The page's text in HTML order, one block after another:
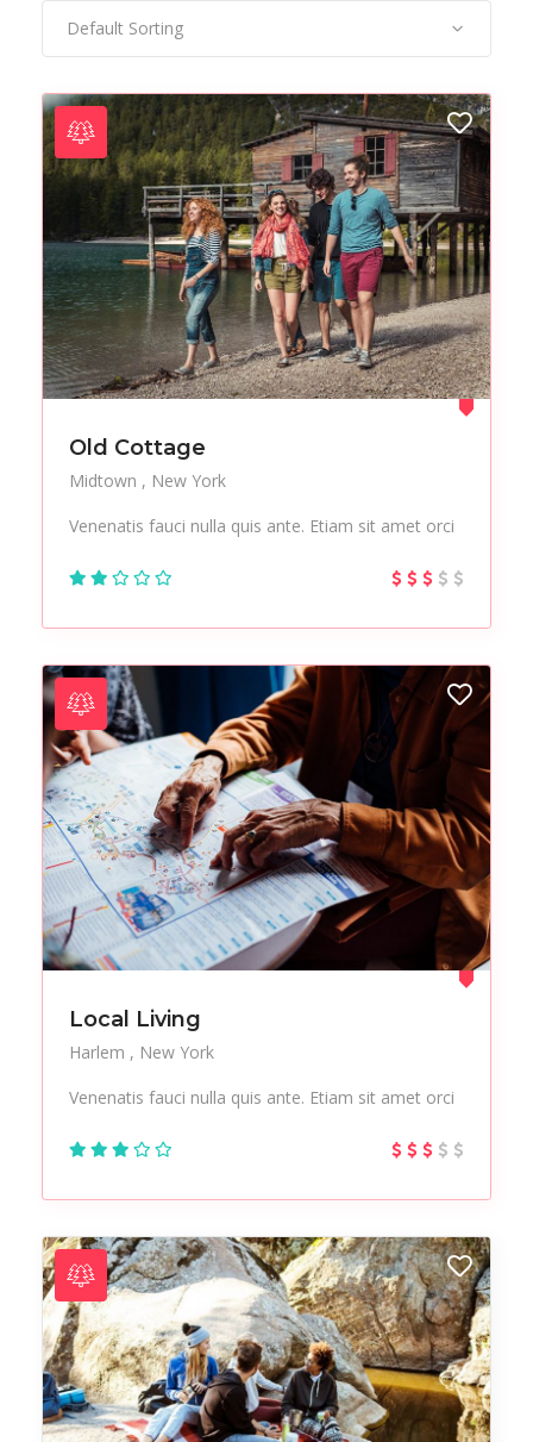
Default Sorting
Old Cottage
Midtown
New York
Venenatis fauci nulla quis ante. Etiam sit amet orci
Local Living
Harlem
New York
Venenatis fauci nulla quis ante. Etiam sit amet orci